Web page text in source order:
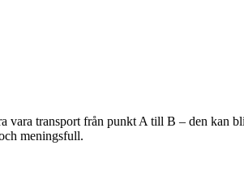
vara transport från punkt A till B – den kan
meningsfull.